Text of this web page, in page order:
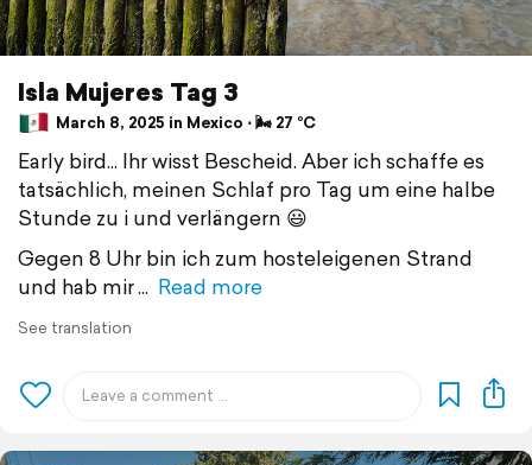
Isla Mujeres Tag 3
March 8, 2025 in Mexico ⋅ 🌬 27 °C
Early bird... Ihr wisst Bescheid. Aber ich schaffe es
tatsächlich, meinen Schlaf pro Tag um eine halbe
Stunde zu i und verlängern 😃
Gegen 8 Uhr bin ich zum hosteleigenen Strand
und hab mir
Read more
See translation